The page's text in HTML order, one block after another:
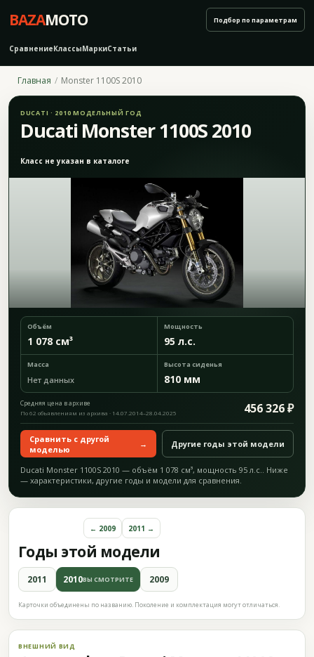
BAZAMOTO
СравнениеКлассыМаркиСтатьи
Подбор по параметрам
Главная Monster 1100S 2010
DUCATI · 2010 МОДЕЛЬНЫЙ ГОД
Ducati Monster 1100S 2010
Класс не указан в каталоге
Объём
1 078 см³
Мощность
95 л.с.
Масса
Нет данных
Высота сиденья
810 мм
Средняя цена в архиве 456 326 ₽
По 62 объявлениям из архива · 14.07.2014–28.04.2025
Сравнить с другой
моделью
→ Другие годы этой модели
Ducati Monster 1100S 2010 — объём 1 078 см³, мощность 95 л.с.. Ниже
— характеристики, другие годы и модели для сравнения.
Годы этой модели
← 2009 2011 →
2011 2010ВЫ СМОТРИТЕ 2009
Карточки объединены по названию. Поколение и комплектация могут отличаться.
ВНЕШНИЙ ВИД